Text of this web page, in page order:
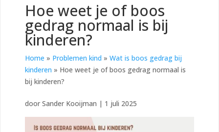
Hoe weet je of boos
gedrag normaal is bij
kinderen?
Home » Problemen kind » Wat is boos gedrag bij
kinderen » Hoe weet je of boos gedrag normaal is
bij kinderen?
door Sander Kooijman | 1 juli 2025